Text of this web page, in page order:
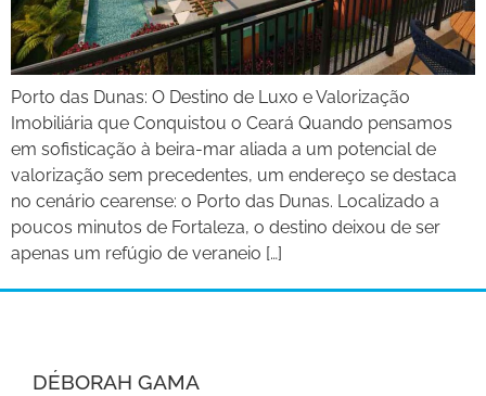
Porto das Dunas: O Destino de Luxo e Valorização
Imobiliária que Conquistou o Ceará Quando pensamos
em sofisticação à beira-mar aliada a um potencial de
valorização sem precedentes, um endereço se destaca
no cenário cearense: o Porto das Dunas. Localizado a
poucos minutos de Fortaleza, o destino deixou de ser
apenas um refúgio de veraneio […]
DÉBORAH GAMA